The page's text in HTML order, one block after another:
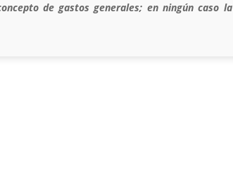
de gastos generales; en ningún caso